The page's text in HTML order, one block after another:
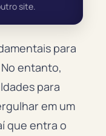
site.
para
entanto,
para
em um
que entra o